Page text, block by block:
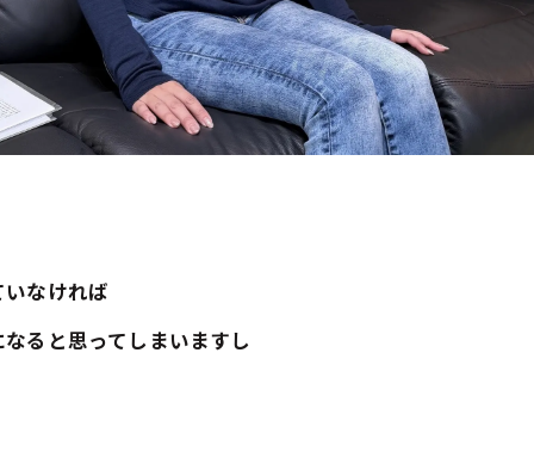
なければ
ると思ってしまいますし